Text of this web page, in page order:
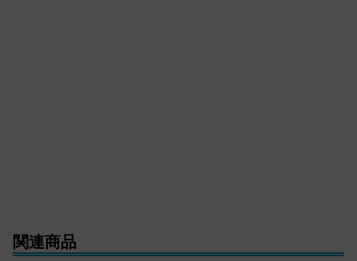
関連商品